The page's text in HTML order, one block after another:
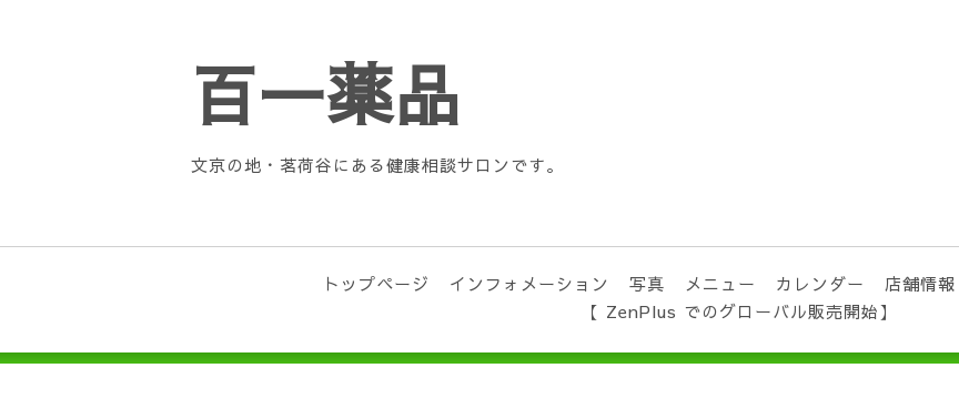
百一薬品
文京の地・茗荷谷にある健康相談サロンです。
トップページ インフォメーション 写真 メニュー カレンダー 店舗情報
【 ZenPlus でのグローバル販売開始】